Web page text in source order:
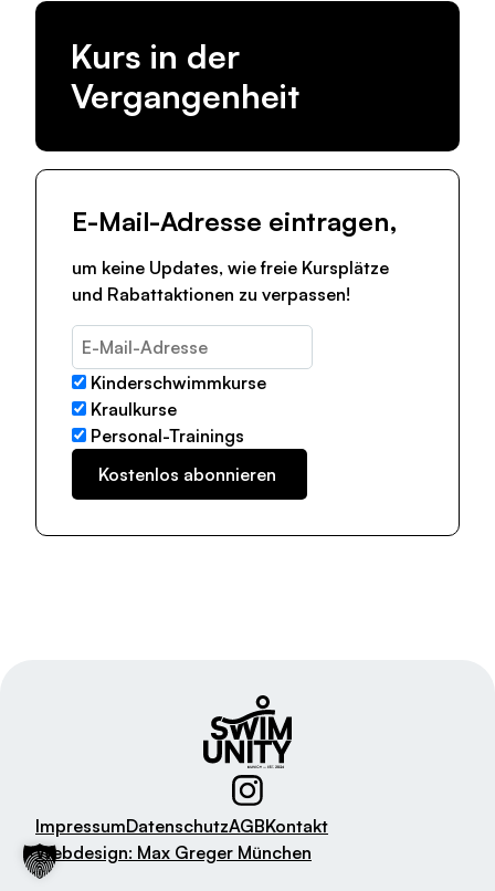
Kurs in der
Vergangenheit
E-Mail-Adresse eintragen,
um keine Updates, wie freie Kursplätze
und Rabattaktionen zu verpassen!
Kinderschwimmkurse
Kraulkurse
Personal-Trainings
ImpressumDatenschutzAGBKontakt
Webdesign: Max Greger München